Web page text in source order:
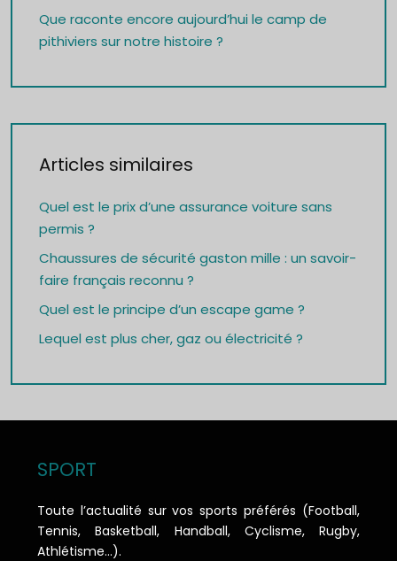
Que raconte encore aujourd’hui le camp de
pithiviers sur notre histoire ?
Articles similaires
Quel est le prix d’une assurance voiture sans
permis ?
Chaussures de sécurité gaston mille : un savoir-
faire français reconnu ?
Quel est le principe d’un escape game ?
Lequel est plus cher, gaz ou électricité ?
SPORT
Toute l’actualité sur vos sports préférés (Football,
Tennis, Basketball, Handball, Cyclisme, Rugby,
Athlétisme…).